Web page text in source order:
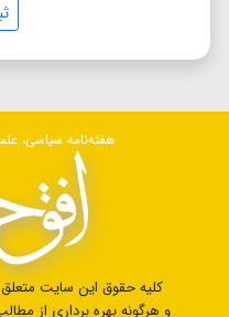
هفته‌نامه سیاسی،
کلیه حقوق این سایت
و هرگونه بهره برداری از